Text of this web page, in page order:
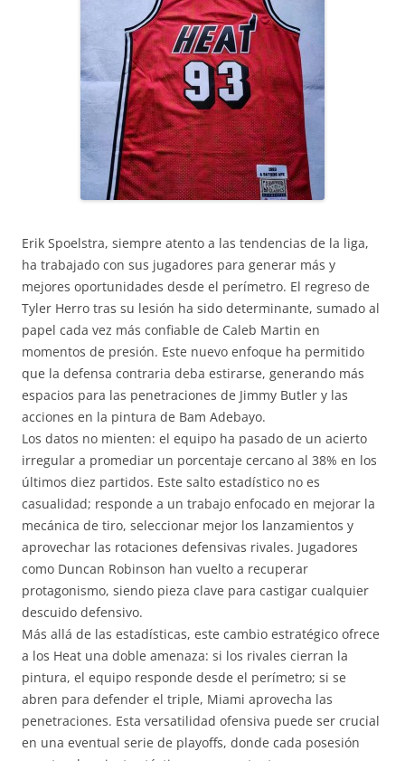
Erik Spoelstra, siempre atento a las tendencias de la liga,
ha trabajado con sus jugadores para generar más y
mejores oportunidades desde el perímetro. El regreso de
Tyler Herro tras su lesión ha sido determinante, sumado al
papel cada vez más confiable de Caleb Martin en
momentos de presión. Este nuevo enfoque ha permitido
que la defensa contraria deba estirarse, generando más
espacios para las penetraciones de Jimmy Butler y las
acciones en la pintura de Bam Adebayo.
Los datos no mienten: el equipo ha pasado de un acierto
irregular a promediar un porcentaje cercano al 38% en los
últimos diez partidos. Este salto estadístico no es
casualidad; responde a un trabajo enfocado en mejorar la
mecánica de tiro, seleccionar mejor los lanzamientos y
aprovechar las rotaciones defensivas rivales. Jugadores
como Duncan Robinson han vuelto a recuperar
protagonismo, siendo pieza clave para castigar cualquier
descuido defensivo.
Más allá de las estadísticas, este cambio estratégico ofrece
a los Heat una doble amenaza: si los rivales cierran la
pintura, el equipo responde desde el perímetro; si se
abren para defender el triple, Miami aprovecha las
penetraciones. Esta versatilidad ofensiva puede ser crucial
en una eventual serie de playoffs, donde cada posesión